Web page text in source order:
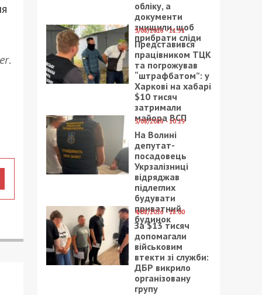
.
обліку, а
документи
знищили, щоб
прибрати сліди
5/08/2026 - 21:31
Представився
працівником ТЦК
та погрожував
“штрафбатом”: у
Харкові на хабарі
$10 тисяч
затримали
майора ВСП
5/08/2026 - 10:29
На Волині
депутат-
посадовець
Укрзалізниці
відряджав
підлеглих
будувати
приватний
будинок
4/08/2026 - 18:00
За $13 тисяч
допомагали
військовим
втекти зі служби:
ДБР викрило
організовану
групу